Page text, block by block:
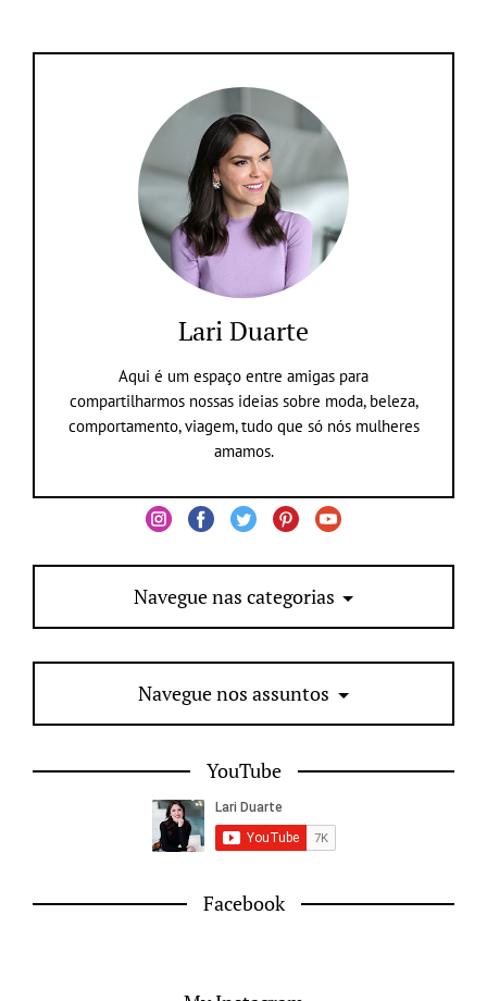
Lari Duarte
Aqui é um espaço entre amigas para
compartilharmos nossas ideias sobre moda, beleza,
comportamento, viagem, tudo que só nós mulheres
amamos.
Navegue nas categorias
Navegue nos assuntos
YouTube
Facebook